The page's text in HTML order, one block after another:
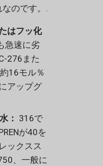
のです。.
はフッ化
急速に劣
276また
16モル％
アップグ
： 316で
が40を
ックスス
、一般に